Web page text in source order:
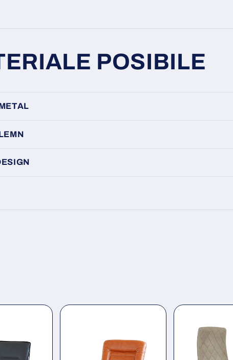
POSIBILE